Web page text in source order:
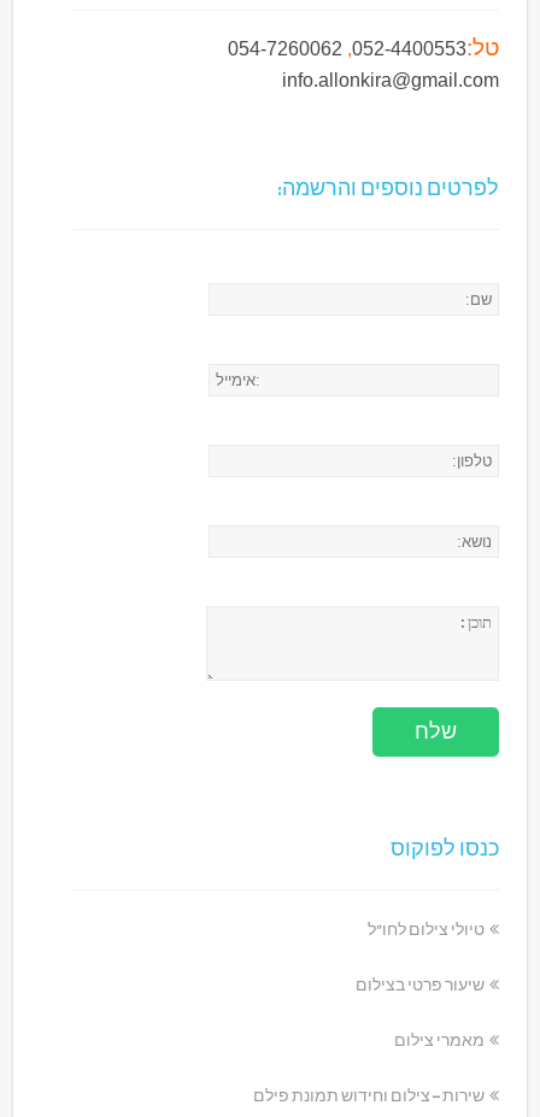
טל:052-4400553
,
054-7260062
info.allonkira@gmail.com
לפרטים נוספים והרשמה:
כנסו לפוקוס
טיולי צילום לחו"ל
שיעור פרטי בצילום
מאמרי צילום
שירות – צילום וחידוש תמונת פילם